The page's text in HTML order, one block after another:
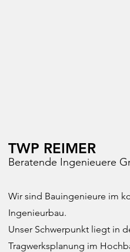
TWP REIMER
Beratende Ingenieuere
Wir sind Bauingenieure im
Ingenieurbau.
Unser Schwerpunkt liegt in
Tragwerksplanung im